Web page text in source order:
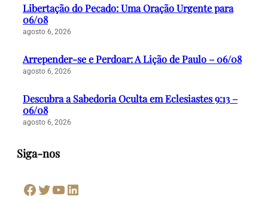
Libertação do Pecado: Uma Oração Urgente para
06/08
agosto 6, 2026
Arrepender-se e Perdoar: A Lição de Paulo – 06/08
agosto 6, 2026
Descubra a Sabedoria Oculta em Eclesiastes 9:13 –
06/08
agosto 6, 2026
Siga-nos
Facebook Twitter Youtube LinkedIn